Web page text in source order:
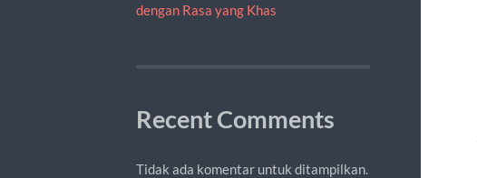
dengan Rasa yang Khas
Recent Comments
Tidak ada komentar untuk ditampilkan.